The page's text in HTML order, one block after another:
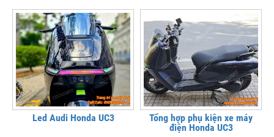
Led Audi Honda UC3
Tổng hợp phụ kiện xe máy
điện Honda UC3